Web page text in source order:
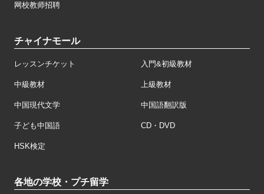
网校教师招聘
チャイナモール
レッスンチケット 入門&初級教材
中級教材 上級教材
中国現代文学 中国語翻訳版
子ども中国語 CD・DVD
HSK検定
各地の学校・プチ留学